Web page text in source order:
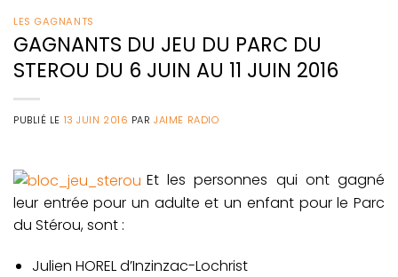
LES GAGNANTS
GAGNANTS DU JEU DU PARC DU
STEROU DU 6 JUIN AU 11 JUIN 2016
PUBLIÉ LE 13 JUIN 2016 PARJAIME RADIO
Et les personnes qui ont gagné
leur entrée pour un adulte et un enfant pour le Parc
du Stérou, sont :
Julien HOREL d’Inzinzac-Lochrist